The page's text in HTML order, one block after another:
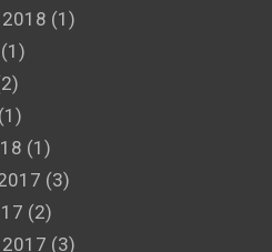
(1)
(1)
(1)
(1)
(3)
(2)
(3)